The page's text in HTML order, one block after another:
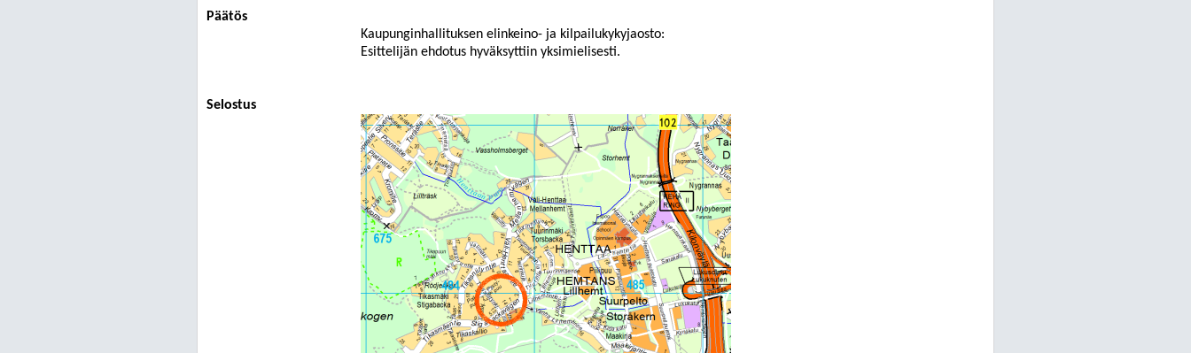
Päätös
Kaupunginhallituksen elinkeino- ja kilpailukykyjaosto:
Esittelijän ehdotus hyväksyttiin yksimielisesti.
Selostus